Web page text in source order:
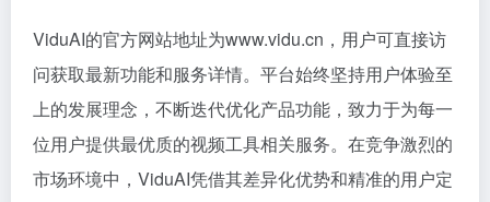
ViduAI的官方网站地址为www.vidu.cn，用户可直接访
问获取最新功能和服务详情。平台始终坚持用户体验至
上的发展理念，不断迭代优化产品功能，致力于为每一
位用户提供最优质的视频工具相关服务。在竞争激烈的
市场环境中，ViduAI凭借其差异化优势和精准的用户定